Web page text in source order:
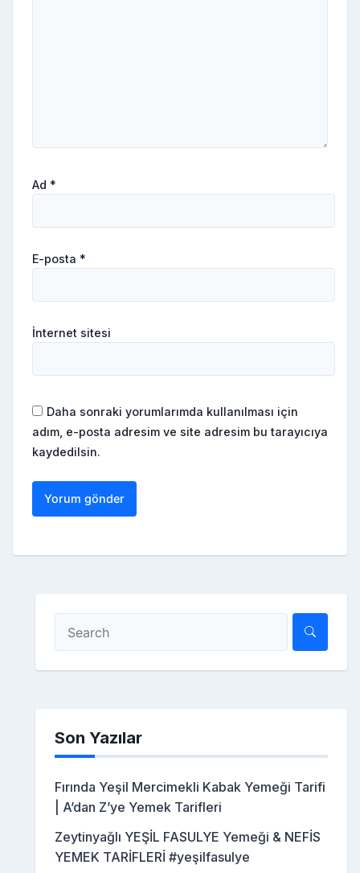
Ad *
E-posta *
İnternet sitesi
Daha sonraki yorumlarımda kullanılması için
adım, e-posta adresim ve site adresim bu tarayıcıya
kaydedilsin.
Son Yazılar
Fırında Yeşil Mercimekli Kabak Yemeği Tarifi
| A’dan Z’ye Yemek Tarifleri
Zeytinyağlı YEŞİL FASULYE Yemeği & NEFİS
YEMEK TARİFLERİ #yeşilfasulye